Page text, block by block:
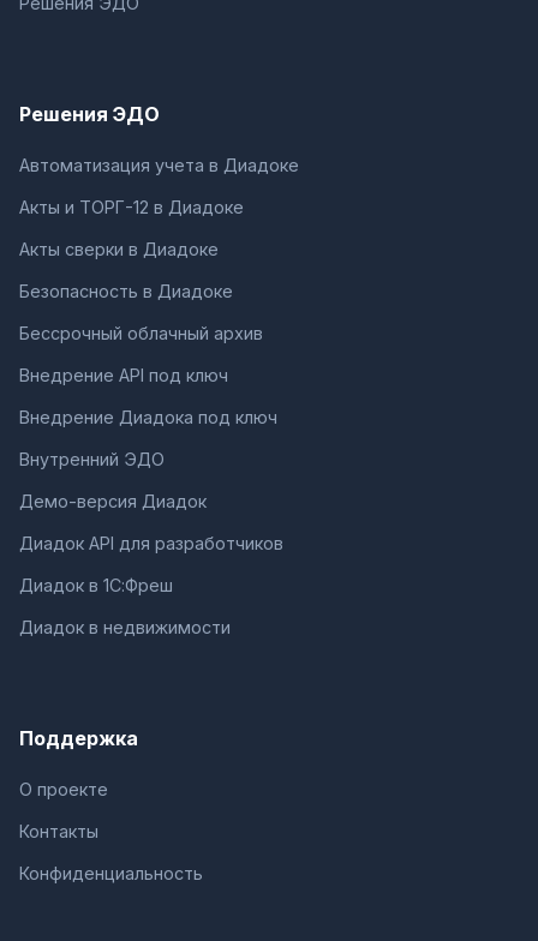
Решения ЭДО
Автоматизация учета в Диадоке
Акты и ТОРГ-12 в Диадоке
Акты сверки в Диадоке
Безопасность в Диадоке
Бессрочный облачный архив
Внедрение API под ключ
Внедрение Диадока под ключ
Внутренний ЭДО
Демо-версия Диадок
Диадок API для разработчиков
Диадок в 1С:Фреш
Диадок в недвижимости
Поддержка
О проекте
Контакты
Конфиденциальность